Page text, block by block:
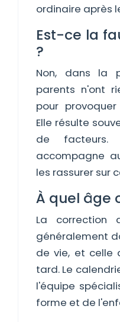
ordinaire après
Est-ce la
?
Non, dans la
parents n'ont
pour
Elle résulte
de facteurs.
accompagne
les rassurer sur
À quel âge
La
généralement
de vie, et celle
tard. Le
l'équipe
forme et de